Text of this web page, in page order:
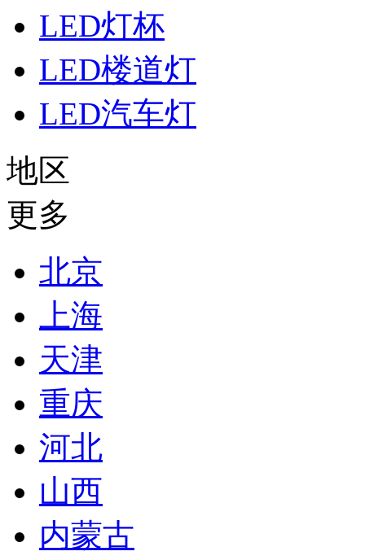
LED灯杯
LED楼道灯
LED汽车灯
地区
更多
北京
上海
天津
重庆
河北
山西
内蒙古